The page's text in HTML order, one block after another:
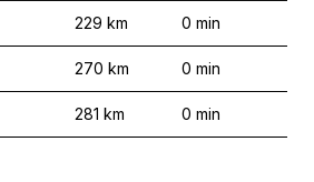
229 km 0 min
270 km 0 min
281 km 0 min